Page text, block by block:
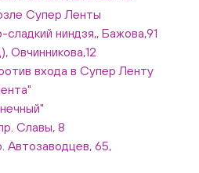
Супер Ленты
ниндзя,, Бажова,91
Овчинникова,12
входа в Супер Ленту
Славы, 8
Автозаводцев, 65,